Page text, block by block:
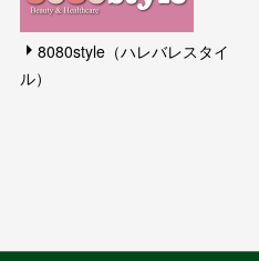
8080style（ハレバレスタイ
ル）